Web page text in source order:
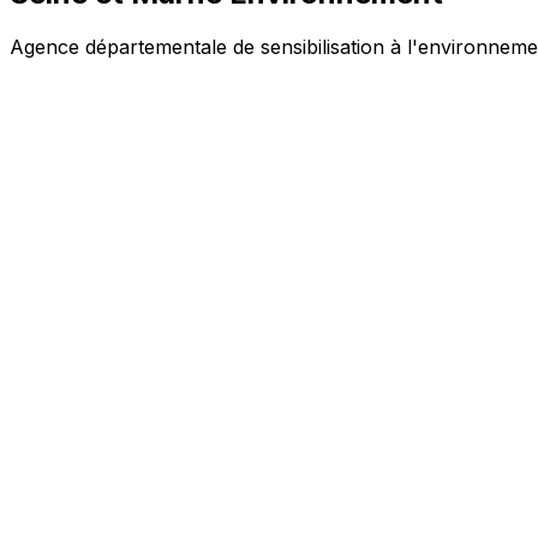
Agence départementale de sensibilisation à